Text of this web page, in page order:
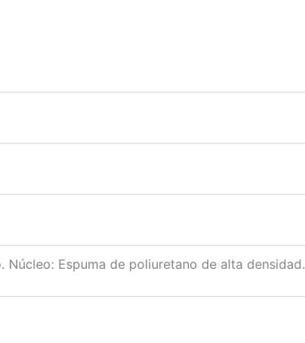
Espuma de poliuretano de alta densidad.